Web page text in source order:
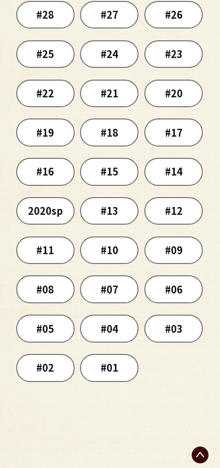
#28 #27 #26
#25 #24 #23
#22 #21 #20
#19 #18 #17
#16 #15 #14
2020sp #13 #12
#11 #10 #09
#08 #07 #06
#05 #04 #03
#02 #01